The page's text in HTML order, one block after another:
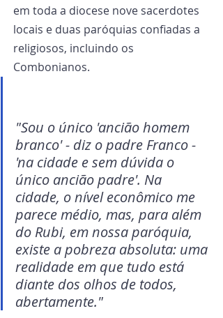
em toda a diocese nove sacerdotes
locais e duas paróquias confiadas a
religiosos, incluindo os
Combonianos.
"Sou o único 'ancião homem
branco' - diz o padre Franco -
'na cidade e sem dúvida o
único ancião padre'. Na
cidade, o nível econômico me
parece médio, mas, para além
do Rubi, em nossa paróquia,
existe a pobreza absoluta: uma
realidade em que tudo está
diante dos olhos de todos,
abertamente."